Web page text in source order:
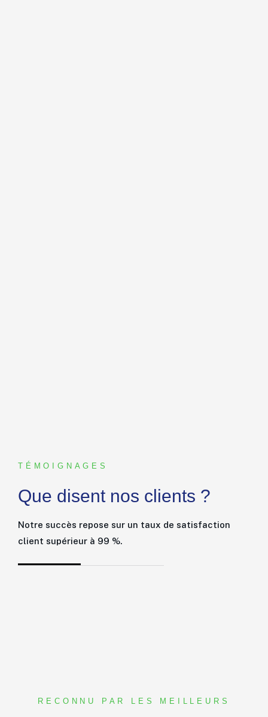
TÉMOIGNAGES
Que disent nos clients ?
Notre succès repose sur un taux de satisfaction
client supérieur à 99 %.
RECONNU PAR LES MEILLEURS